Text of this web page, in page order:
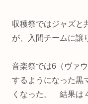
収穫祭ではジャズと
が、入間チームに譲
音楽祭では6（ヴァ
するようになった黒
くなった。 結果は